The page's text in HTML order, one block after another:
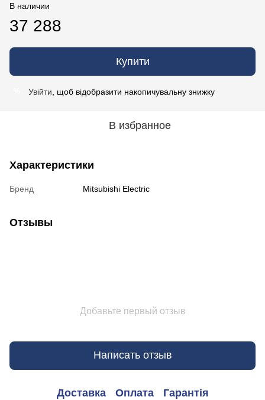
В наличии
37 288
Купити
Увійти , щоб відобразити накопичувальну знижку
В избранное
Характеристики
Бренд Mitsubishi Electric
Отзывы
Добавьте первый отзыв
Написать отзыв
Доставка Оплата Гарантія